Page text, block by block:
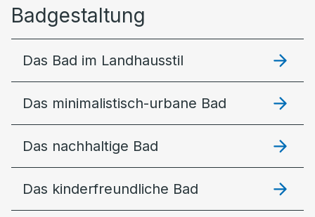
Badgestaltung
Das Bad im Landhausstil
Das minimalistisch-urbane Bad
Das nachhaltige Bad
Das kinderfreundliche Bad